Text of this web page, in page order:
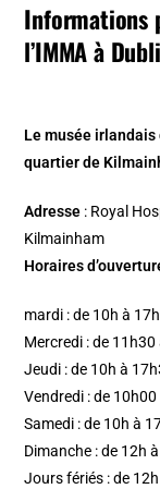
Informations
l’IMMA à
Le musée irlandais
quartier de
Adresse : Royal
Kilmainham
Horaires
mardi : de 10h à
Mercredi : de 11h30
Jeudi : de 10h à
Vendredi : de
Samedi : de 10h à
Dimanche : de 12h
Jours fériés : de